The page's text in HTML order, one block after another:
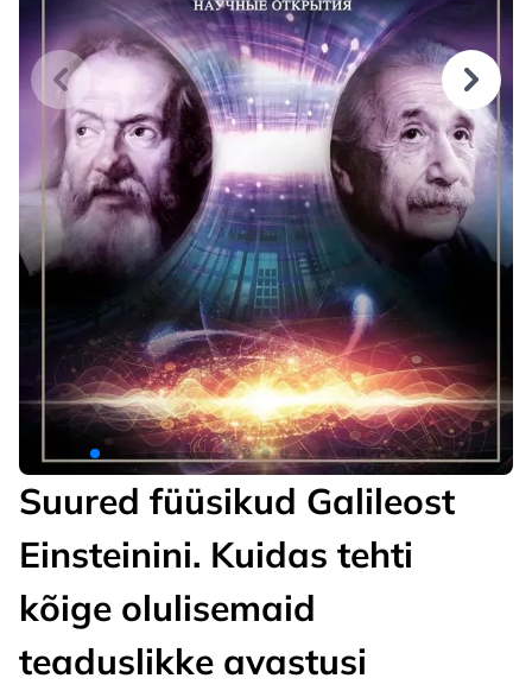
Suured füüsikud Galileost
Einsteinini. Kuidas tehti
kõige olulisemaid
teaduslikke avastusi